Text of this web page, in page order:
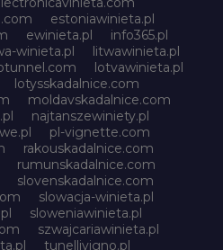
estoniawinieta.pl
ewinieta.pl
info365.pl
winieta.pl
litwawinieta.pl
lotvawinieta.pl
lotysskadalnice.com
moldavskadalnice.com
najtanszewiniety.pl
pl-vignette.com
rakouskadalnice.com
rumunskadalnice.com
slovenskadalnice.com
slowacja-winieta.pl
sloweniawinieta.pl
szwajcariawinieta.pl
tunellivigno.pl